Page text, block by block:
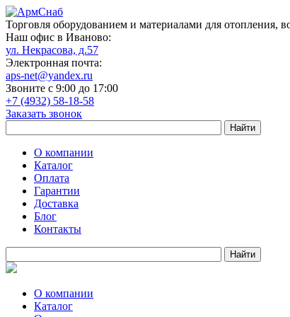
Торговля оборудованием и материалами для отопления,
Наш офис в Иваново:
ул. Некрасова, д.57
Электронная почта:
aps-net@yandex.ru
Звоните с 9:00 до 17:00
+7 (4932) 58-18-58
Заказать звонок
О компании
Каталог
Оплата
Гарантии
Доставка
Блог
Контакты
О компании
Каталог